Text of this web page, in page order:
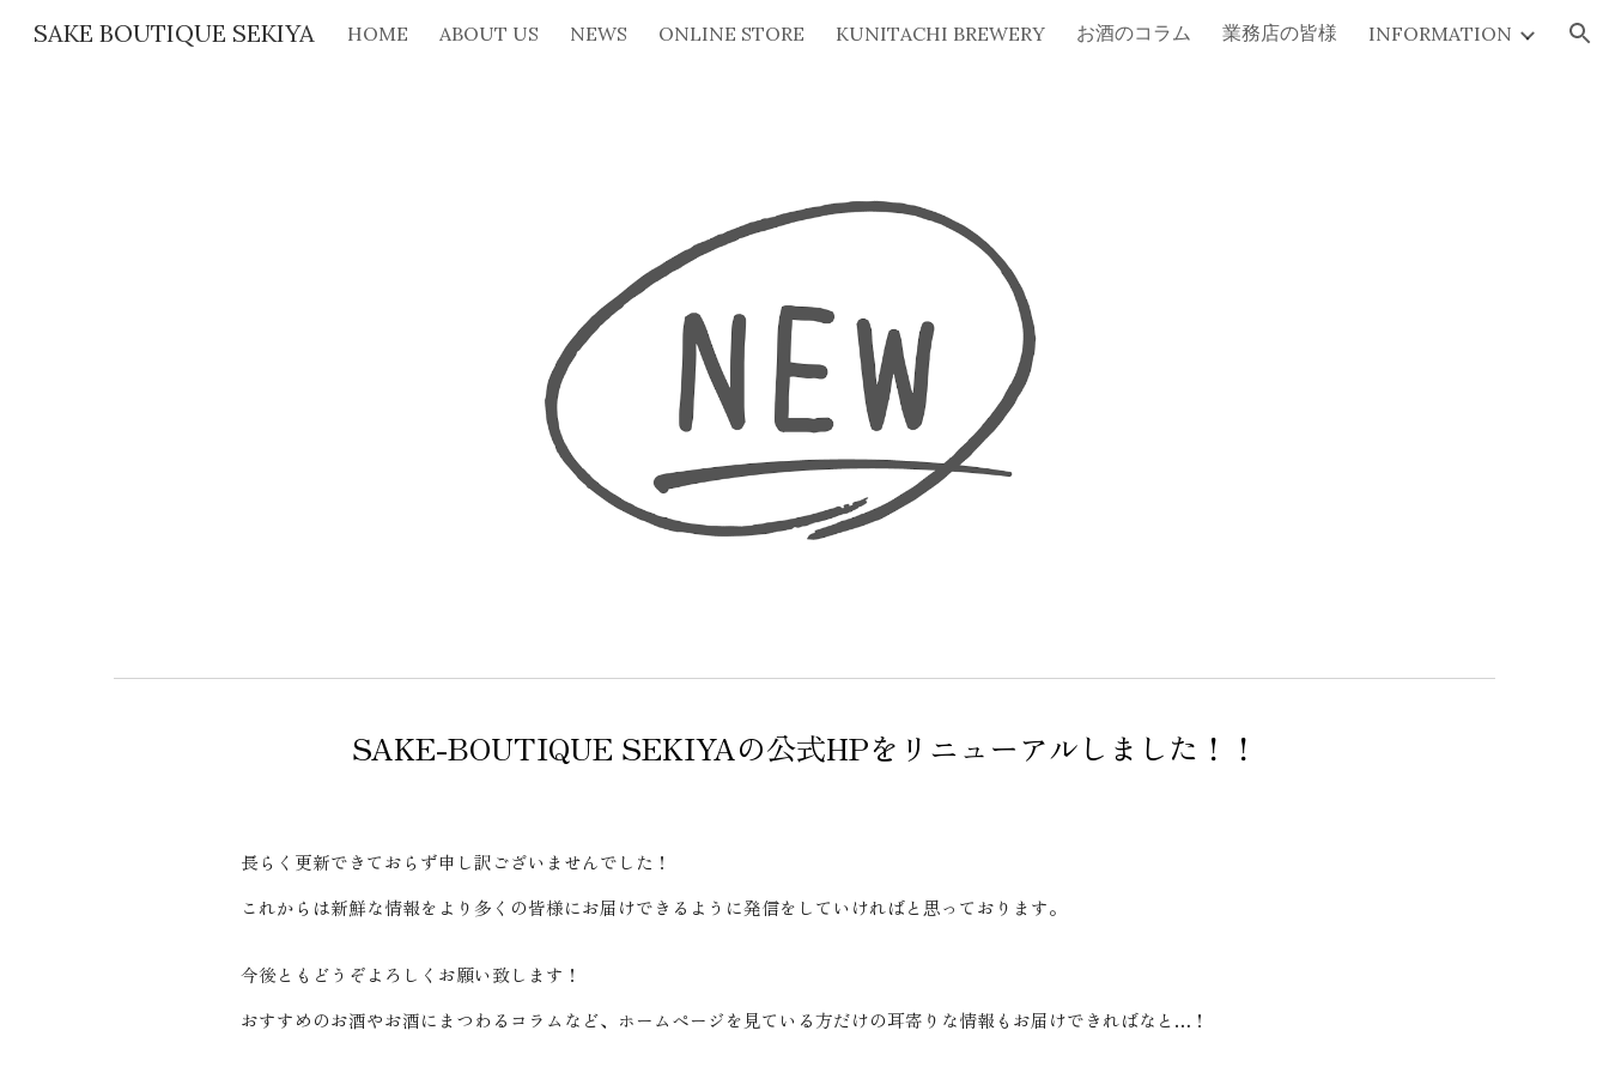
Skip to main content Skip to navigation
SAKE BOUTIQUE SEKIYA HOME ABOUT US NEWS ONLINE STORE KUNITACHI BREWERY お酒のコラム 業務店の皆様 INFORMATION
SAKE-BOUTIQUE SEKIYAの公式HPをリニューアルしました！！
長らく更新できておらず申し訳ございませんでした！
これからは新鮮な情報をより多くの皆様にお届けできるように発信をしていければと思っております。
今後ともどうぞよろしくお願い致します！
おすすめのお酒やお酒にまつわるコラムなど、ホームページを見ている方だけの耳寄りな情報もお届けできればなと…！